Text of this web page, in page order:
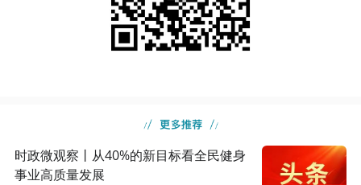
时政微观察丨从40%的新目标看全民健身
事业高质量发展